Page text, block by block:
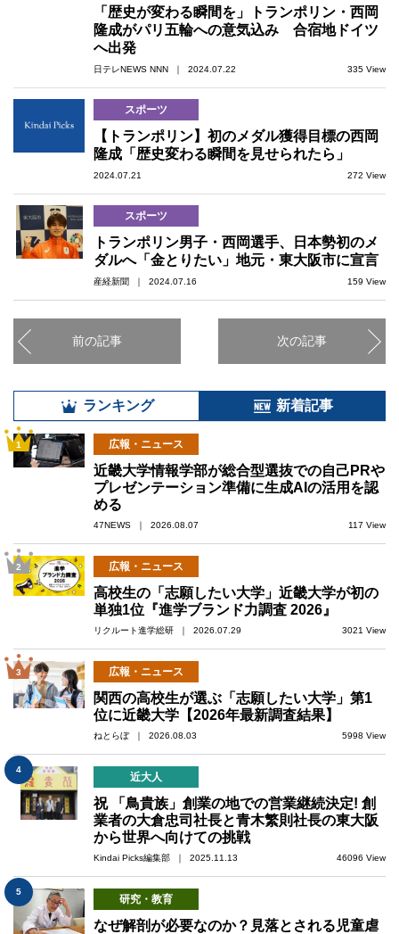
「歴史が変わる瞬間を」トランポリン・西岡
隆成がパリ五輪への意気込み 合宿地ドイツ
へ出発
日テレNEWS NNN ｜ 2024.07.22 335 View
スポーツ
【トランポリン】初のメダル獲得目標の西岡
隆成「歴史変わる瞬間を見せられたら」
2024.07.21 272 View
スポーツ
トランポリン男子・西岡選手、日本勢初のメ
ダルへ「金とりたい」地元・東大阪市に宣言
産経新聞 ｜ 2024.07.16 159 View
前の記事 次の記事
ランキング 新着記事
1 広報・ニュース
近畿大学情報学部が総合型選抜での自己PRや
プレゼンテーション準備に生成AIの活用を認
める
47NEWS ｜ 2026.08.07 117 View
2 広報・ニュース
高校生の「志願したい大学」近畿大学が初の
単独1位『進学ブランド力調査 2026』
リクルート進学総研 ｜ 2026.07.29 3021 View
3 広報・ニュース
関西の高校生が選ぶ「志願したい大学」第1
位に近畿大学【2026年最新調査結果】
ねとらぼ ｜ 2026.08.03 5998 View
4
近大人
祝 「鳥貴族」創業の地での営業継続決定! 創
業者の大倉忠司社長と青木繁則社長の東大阪
から世界へ向けての挑戦
Kindai Picks編集部 ｜ 2025.11.13 46096 View
5
研究・教育
なぜ解剖が必要なのか？見落とされる児童虐